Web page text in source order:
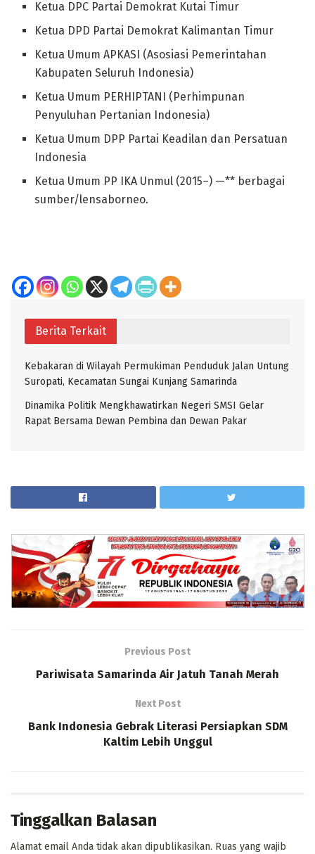
Ketua DPC Partai Demokrat Kutai Timur
Ketua DPD Partai Demokrat Kalimantan Timur
Ketua Umum APKASI (Asosiasi Pemerintahan
Kabupaten Seluruh Indonesia)
Ketua Umum PERHIPTANI (Perhimpunan
Penyuluhan Pertanian Indonesia)
Ketua Umum DPP Partai Keadilan dan Persatuan
Indonesia
Ketua Umum PP IKA Unmul (2015–) —** berbagai
sumber/lensaborneo.
Berita Terkait
Kebakaran di Wilayah Permukiman Penduduk Jalan Untung
Suropati, Kecamatan Sungai Kunjang Samarinda
Dinamika Politik Mengkhawatirkan Negeri SMSI Gelar
Rapat Bersama Dewan Pembina dan Dewan Pakar
Previous Post
Pariwisata Samarinda Air Jatuh Tanah Merah
Next Post
Bank Indonesia Gebrak Literasi Persiapkan SDM
Kaltim Lebih Unggul
Tinggalkan Balasan
Alamat email Anda tidak akan dipublikasikan. Ruas yang wajib